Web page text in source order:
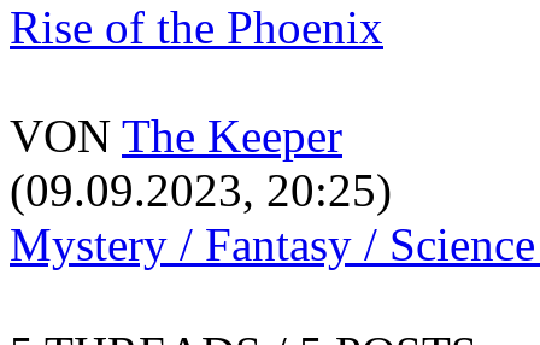
Rise of the Phoenix
VON The Keeper
(09.09.2023, 20:25)
Mystery / Fantasy /